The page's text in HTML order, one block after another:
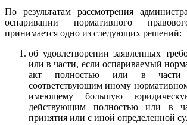
По результатам рассмотрения
оспаривании нормативного
принимается одно из следующих решений:
об удовлетворении заявленных
или в части, если оспариваемый
акт полностью или в части
соответствующим иному
имеющему большую
действующим полностью или в
принятия или с иной определенной